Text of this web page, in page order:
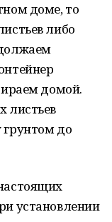
доме, то
либо
домой.
листьев
грунтом до
установлении